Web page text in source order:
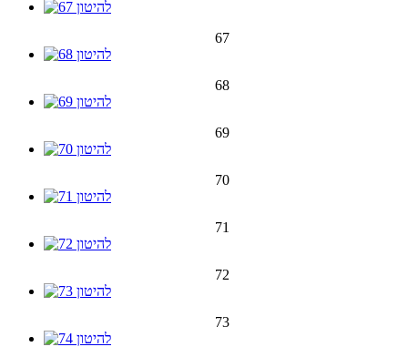
67
68
69
70
71
72
73